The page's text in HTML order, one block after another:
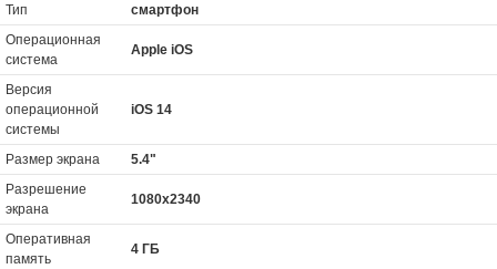
Тип
смартфон
Операционная
система
Apple iOS
Версия
операционной
системы
iOS 14
Размер экрана
5.4"
Разрешение
экрана
1080x2340
Оперативная
память
4 ГБ